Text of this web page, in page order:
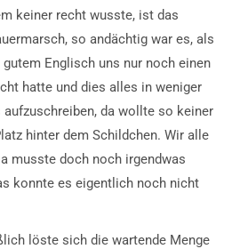
keiner recht wusste, ist das
so andächtig war es, als
Englisch uns nur noch einen
hatte und dies alles in weniger
da wollte so keiner
hinter dem Schildchen. Wir alle
musste doch noch irgendwas
konnte es eigentlich noch nicht
löste sich die wartende Menge